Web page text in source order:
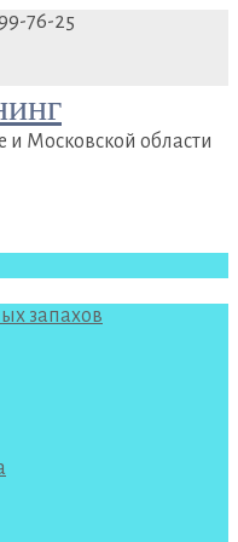
76-25
Московской области
запахов